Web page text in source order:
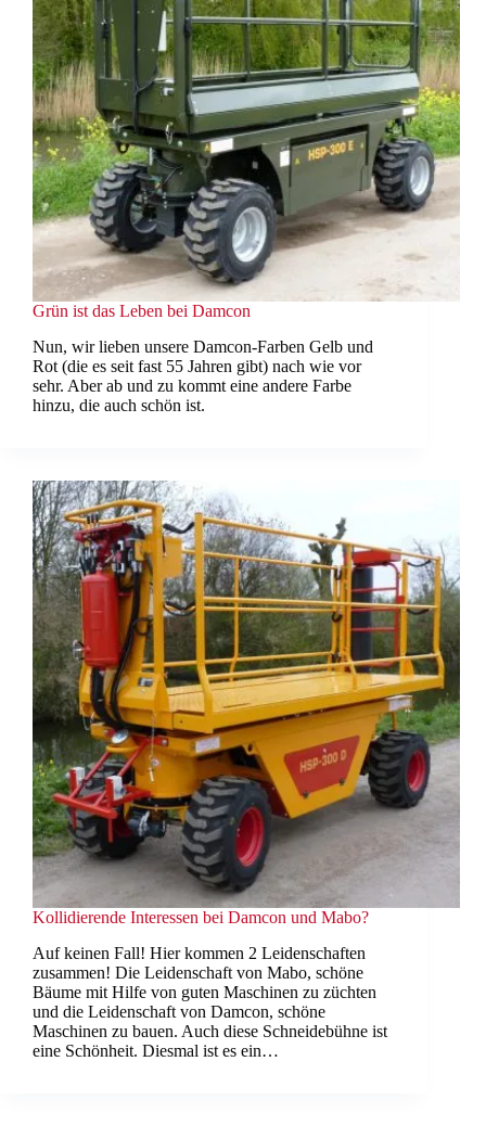
Grün ist das Leben bei Damcon
Nun, wir lieben unsere Damcon-Farben Gelb und
Rot (die es seit fast 55 Jahren gibt) nach wie vor
sehr. Aber ab und zu kommt eine andere Farbe
hinzu, die auch schön ist.
Kollidierende Interessen bei Damcon und Mabo?
Auf keinen Fall! Hier kommen 2 Leidenschaften
zusammen! Die Leidenschaft von Mabo, schöne
Bäume mit Hilfe von guten Maschinen zu züchten
und die Leidenschaft von Damcon, schöne
Maschinen zu bauen. Auch diese Schneidebühne ist
eine Schönheit. Diesmal ist es ein…